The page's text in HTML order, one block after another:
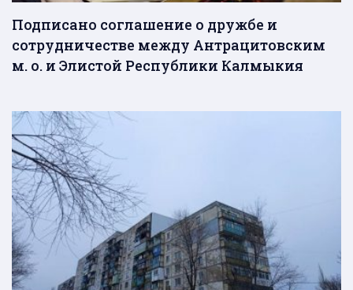
Подписано соглашение о дружбе и
сотрудничестве между Антрацитовским
м. о. и Элистой Республики Калмыкия